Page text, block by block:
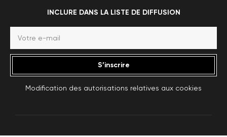
INCLURE DANS LA LISTE DE DIFFUSION
S’inscrire
Modification des autorisations relatives aux cookies